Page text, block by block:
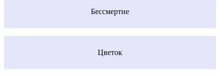
Бессмертие
Цветок